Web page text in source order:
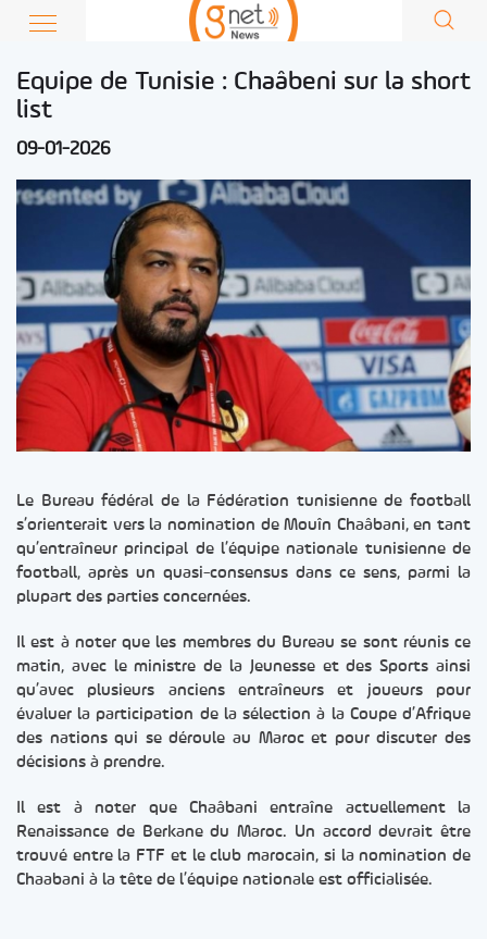
Equipe de Tunisie : Chaâbeni sur la short
list
09-01-2026
Le Bureau fédéral de la Fédération tunisienne de football
s’orienterait vers la nomination de Mouîn Chaâbani, en tant
qu’entraîneur principal de l’équipe nationale tunisienne de
football, après un quasi-consensus dans ce sens, parmi la
plupart des parties concernées.
Il est à noter que les membres du Bureau se sont réunis ce
matin, avec le ministre de la Jeunesse et des Sports ainsi
qu’avec plusieurs anciens entraîneurs et joueurs pour
évaluer la participation de la sélection à la Coupe d’Afrique
des nations qui se déroule au Maroc et pour discuter des
décisions à prendre.
Il est à noter que Chaâbani entraîne actuellement la
Renaissance de Berkane du Maroc. Un accord devrait être
trouvé entre la FTF et le club marocain, si la nomination de
Chaabani à la tête de l’équipe nationale est officialisée.